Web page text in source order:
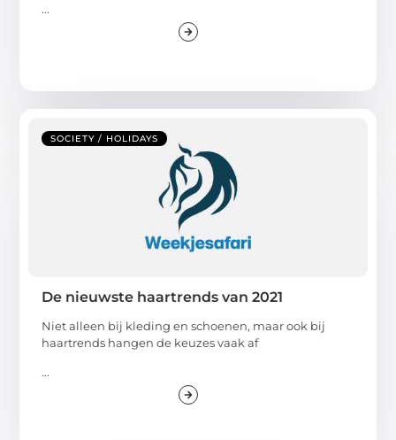
...
SOCIETY / HOLIDAYS
De nieuwste haartrends van 2021
Niet alleen bij kleding en schoenen, maar ook bij
haartrends hangen de keuzes vaak af
...